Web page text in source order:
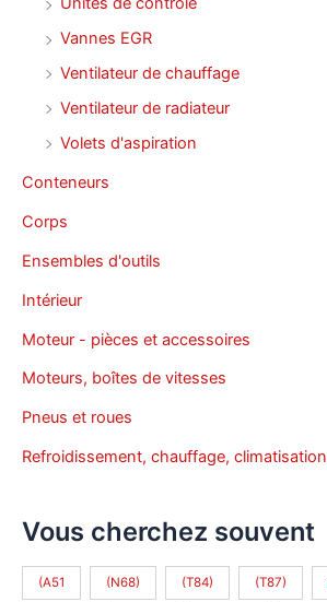
Vannes EGR
Ventilateur de chauffage
Ventilateur de radiateur
Volets d'aspiration
Conteneurs
Corps
Ensembles d'outils
Intérieur
Moteur - pièces et accessoires
Moteurs, boîtes de vitesses
Pneus et roues
Refroidissement, chauffage, climatisation
Vous cherchez souvent
(A51 (N68) (T84) (T87)